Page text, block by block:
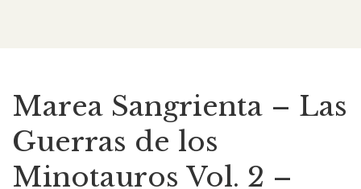
Marea Sangrienta – Las
Guerras de los
Minotauros Vol. 2 –